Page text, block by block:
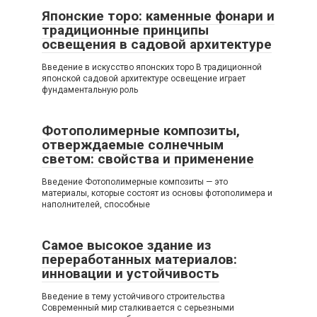
Японские торо: каменные фонари и
традиционные принципы
освещения в садовой архитектуре
Введение в искусство японских торо В традиционной
японской садовой архитектуре освещение играет
фундаментальную роль
Фотополимерные композиты,
отверждаемые солнечным
светом: свойства и применение
Введение Фотополимерные композиты — это
материалы, которые состоят из основы фотополимера и
наполнителей, способные
Самое высокое здание из
переработанных материалов:
инновации и устойчивость
Введение в тему устойчивого строительства
Современный мир сталкивается с серьезными